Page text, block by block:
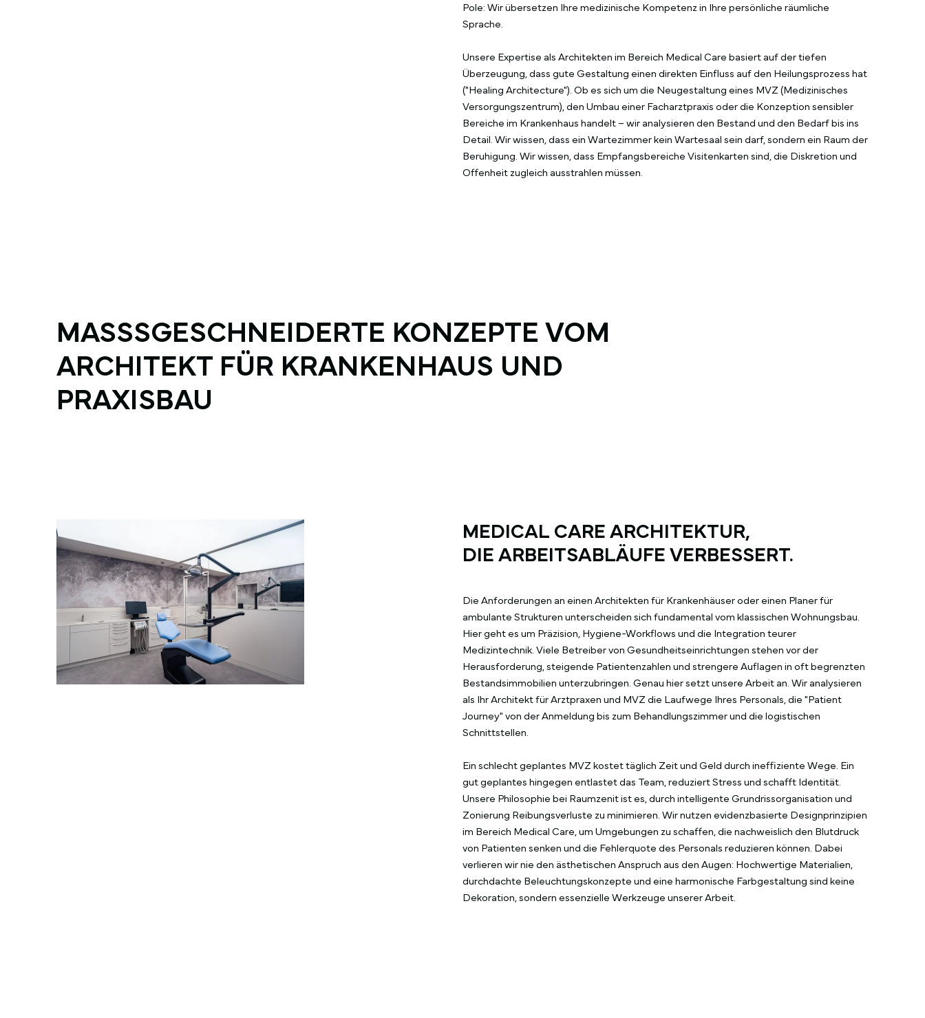
Pole: Wir übersetzen Ihre medizinische Kompetenz in Ihre persönliche räumliche
Sprache.
Unsere Expertise als Architekten im Bereich Medical Care basiert auf der tiefen
Überzeugung, dass gute Gestaltung einen direkten Einfluss auf den Heilungsprozess hat
("Healing Architecture"). Ob es sich um die Neugestaltung eines MVZ (Medizinisches
Versorgungszentrum), den Umbau einer Facharztpraxis oder die Konzeption sensibler
Bereiche im Krankenhaus handelt – wir analysieren den Bestand und den Bedarf bis ins
Detail. Wir wissen, dass ein Wartezimmer kein Wartesaal sein darf, sondern ein Raum der
Beruhigung. Wir wissen, dass Empfangsbereiche Visitenkarten sind, die Diskretion und
Offenheit zugleich ausstrahlen müssen.
MASSSGE­SCHNEIDERTE KONZEPTE VOM
ARCHITEKT FÜR KRANKENHAUS UND
PRAXISBAU
MEDICAL CARE ARCHITEKTUR,
DIE ARBEITSABLÄUFE VERBESSERT.
Die Anforderungen an einen Architekten für Krankenhäuser oder einen Planer für
ambulante Strukturen unterscheiden sich fundamental vom klassischen Wohnungsbau.
Hier geht es um Präzision, Hygiene-Workflows und die Integration teurer
Medizintechnik. Viele Betreiber von Gesundheitseinrichtungen stehen vor der
Herausforderung, steigende Patientenzahlen und strengere Auflagen in oft begrenzten
Bestandsimmobilien unterzubringen. Genau hier setzt unsere Arbeit an. Wir analysieren
als Ihr Architekt für Arztpraxen und MVZ die Laufwege Ihres Personals, die "Patient
Journey" von der Anmeldung bis zum Behandlungszimmer und die logistischen
Schnittstellen.
Ein schlecht geplantes MVZ kostet täglich Zeit und Geld durch ineffiziente Wege. Ein
gut geplantes hingegen entlastet das Team, reduziert Stress und schafft Identität.
Unsere Philosophie bei Raumzenit ist es, durch intelligente Grundrissorganisation und
Zonierung Reibungsverluste zu minimieren. Wir nutzen evidenzbasierte Designprinzipien
im Bereich Medical Care, um Umgebungen zu schaffen, die nachweislich den Blutdruck
von Patienten senken und die Fehlerquote des Personals reduzieren können. Dabei
verlieren wir nie den ästhetischen Anspruch aus den Augen: Hochwertige Materialien,
durchdachte Beleuchtungskonzepte und eine harmonische Farbgestaltung sind keine
Dekoration, sondern essenzielle Werkzeuge unserer Arbeit.